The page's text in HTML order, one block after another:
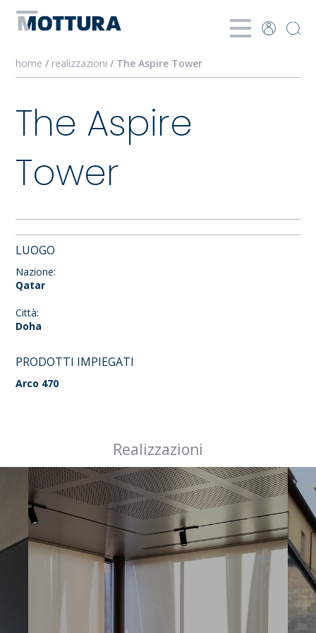
home / realizzazioni / The Aspire Tower
The Aspire
Tower
LUOGO
Nazione:
Qatar
Città:
Doha
PRODOTTI IMPIEGATI
Arco 470
Realizzazioni